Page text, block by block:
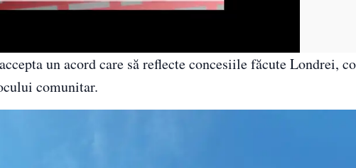
un acord care să reflecte concesiile făcute Londrei,
comunitar.